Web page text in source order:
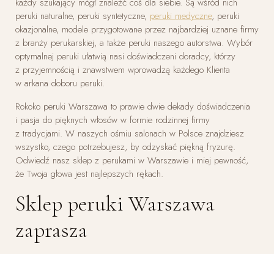
peruki naturalne, peruki syntetyczne, peruki medyczne, peruki
okazjonalne, modele przygotowane przez najbardziej uznane firmy
z branży perukarskiej, a także peruki naszego autorstwa. Wybór
optymalnej peruki ułatwią nasi doświadczeni doradcy, którzy
z przyjemnością i znawstwem wprowadzą każdego Klienta
w arkana doboru peruki.
Rokoko peruki Warszawa to prawie dwie dekady doświadczenia
i pasja do pięknych włosów w formie rodzinnej firmy
z tradycjami. W naszych ośmiu salonach w Polsce znajdziesz
wszystko, czego potrzebujesz, by odzyskać piękną fryzurę.
Odwiedź nasz sklep z perukami w Warszawie i miej pewność,
że Twoja głowa jest najlepszych rękach.
Sklep peruki Warszawa
zaprasza